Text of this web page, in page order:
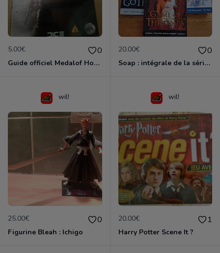
5.00€ 0
Guide officiel Medalof Honor
20.00€ 0
Soap : intégrale de la série de mook (5 vol. VF - TBE)
wil!
25.00€ 0
Figurine Bleah : Ichigo
wil!
20.00€ 1
Harry Potter Scene It ?